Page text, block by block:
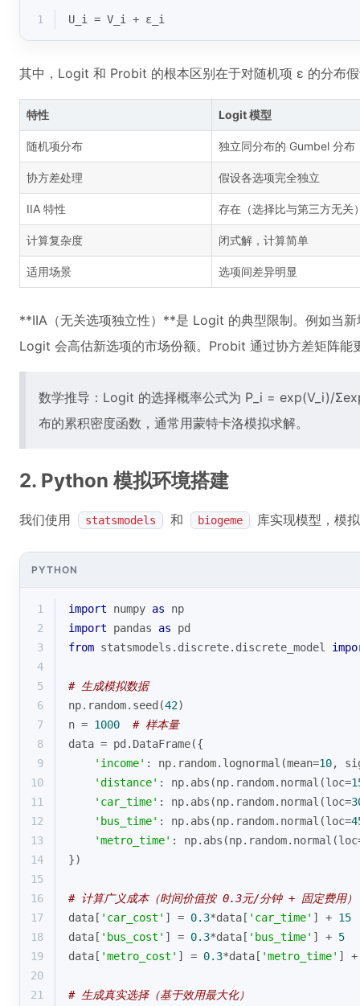
1 U_i = V_i + ε_i
其中，Logit 和 Probit 的根本区别在于对随机项 ε 的分布
特性 Logit 模型
随机项分布 独立同分布的 Gumbel 分布
协方差处理 假设各选项完全独立
IIA 特性 存在（选择比与第三方无关
计算复杂度 闭式解，计算简单
适用场景 选项间差异明显
**IIA（无关选项独立性）**是 Logit 的典型限制。例如当
Logit 会高估新选项的市场份额。Probit 通过协方差矩阵能
数学推导：Logit 的选择概率公式为 P_i = exp(V_i)/
布的累积密度函数，通常用蒙特卡洛模拟求解。
2. Python 模拟环境搭建
我们使用 statsmodels 和 biogeme 库实现模型，模
PYTHON
1 import numpy as np
2
import pandas as pd
3
from statsmodels.discrete.discrete_model
4
5
# 生成模拟数据
6
np.random.seed(42)
7
n = 1000
# 样本量
8
data = pd.DataFrame({
9
'income' : np.random.lognormal(mean=10,
10
'distance' : np. abs (np.random.normal(loc=
11
'car_time' : np. abs (np.random.normal(loc=
12
'bus_time' : np. abs (np.random.normal(loc=
13
'metro_time' : np. abs
14
})
15
16
# 计算广义成本（时间价值按 0.3元/分钟 + 固定费用）
17
data[ 'car_cost' ] = 0.3*data[ 'car_time' ] + 15
18
data[ 'bus_cost' ] = 0.3*data[ 'bus_time' ] + 5
19
data[ 'metro_cost' ] = 0.3*data[ 'metro_time' ]
20
21
# 生成真实选择（基于效用最大化）